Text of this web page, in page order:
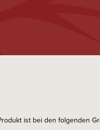
ist bei den folgenden